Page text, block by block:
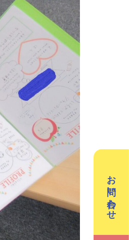
英会話（中学生）
週2回で広がる世界
お問い合わせ